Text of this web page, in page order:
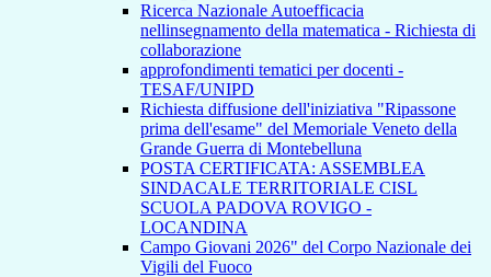
Ricerca Nazionale Autoefficacia
nellinsegnamento della matematica - Richiesta di
collaborazione
approfondimenti tematici per docenti -
TESAF/UNIPD
Richiesta diffusione dell'iniziativa "Ripassone
prima dell'esame" del Memoriale Veneto della
Grande Guerra di Montebelluna
POSTA CERTIFICATA: ASSEMBLEA
SINDACALE TERRITORIALE CISL
SCUOLA PADOVA ROVIGO -
LOCANDINA
Campo Giovani 2026" del Corpo Nazionale dei
Vigili del Fuoco